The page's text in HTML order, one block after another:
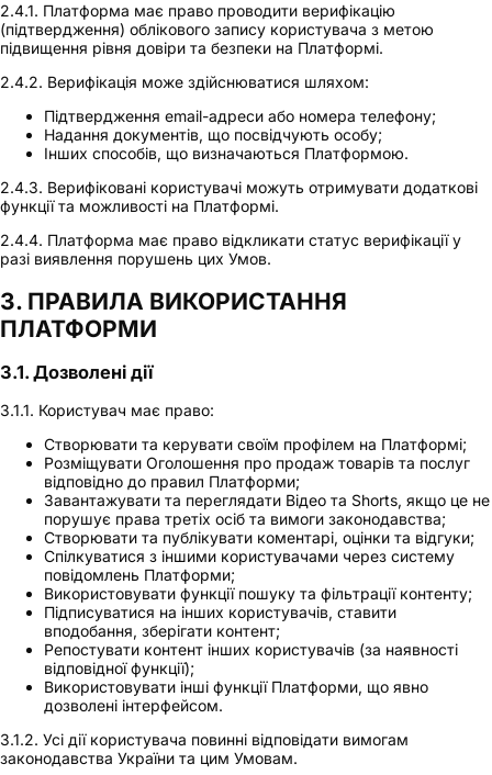
2.4.1. Платформа має право проводити верифікацію
(підтвердження) облікового запису користувача з метою
підвищення рівня довіри та безпеки на Платформі.
2.4.2. Верифікація може здійснюватися шляхом:
Підтвердження email-адреси або номера телефону;
Надання документів, що посвідчують особу;
Інших способів, що визначаються Платформою.
2.4.3. Верифіковані користувачі можуть отримувати додаткові
функції та можливості на Платформі.
2.4.4. Платформа має право відкликати статус верифікації у
разі виявлення порушень цих Умов.
3. ПРАВИЛА ВИКОРИСТАННЯ
ПЛАТФОРМИ
3.1. Дозволені дії
3.1.1. Користувач має право:
Створювати та керувати своїм профілем на Платформі;
Розміщувати Оголошення про продаж товарів та послуг
відповідно до правил Платформи;
Завантажувати та переглядати Відео та Shorts, якщо це не
порушує права третіх осіб та вимоги законодавства;
Створювати та публікувати коментарі, оцінки та відгуки;
Спілкуватися з іншими користувачами через систему
повідомлень Платформи;
Використовувати функції пошуку та фільтрації контенту;
Підписуватися на інших користувачів, ставити
вподобання, зберігати контент;
Репостувати контент інших користувачів (за наявності
відповідної функції);
Використовувати інші функції Платформи, що явно
дозволені інтерфейсом.
3.1.2. Усі дії користувача повинні відповідати вимогам
законодавства України та цим Умовам.